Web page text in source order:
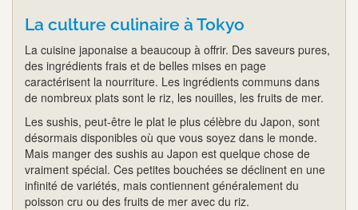
La culture culinaire à Tokyo
La cuisine japonaise a beaucoup à offrir. Des saveurs pures,
des ingrédients frais et de belles mises en page
caractérisent la nourriture. Les ingrédients communs dans
de nombreux plats sont le riz, les nouilles, les fruits de mer.
Les sushis, peut-être le plat le plus célèbre du Japon, sont
désormais disponibles où que vous soyez dans le monde.
Mais manger des sushis au Japon est quelque chose de
vraiment spécial. Ces petites bouchées se déclinent en une
infinité de variétés, mais contiennent généralement du
poisson cru ou des fruits de mer avec du riz.